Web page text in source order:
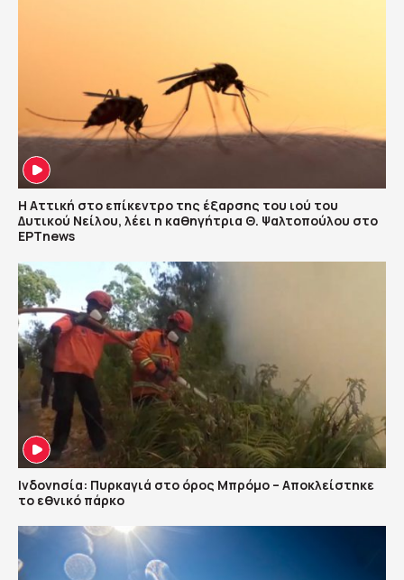
Η Αττική στο επίκεντρο της έξαρσης του ιού του
Δυτικού Νείλου, λέει η καθηγήτρια Θ. Ψαλτοπούλου στο
ΕΡΤnews
Ινδονησία: Πυρκαγιά στο όρος Μπρόμο – Αποκλείστηκε
το εθνικό πάρκο